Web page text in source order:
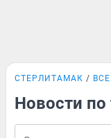
СТЕРЛИТАМАК
Новости по